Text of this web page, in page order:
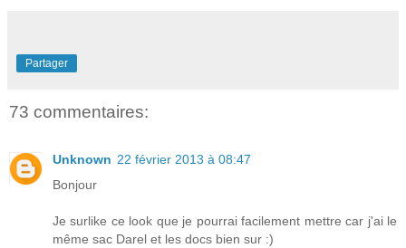
Partager
73 commentaires:
Unknown 22 février 2013 à 08:47
Bonjour
Je surlike ce look que je pourrai facilement mettre car j'ai le
même sac Darel et les docs bien sur :)